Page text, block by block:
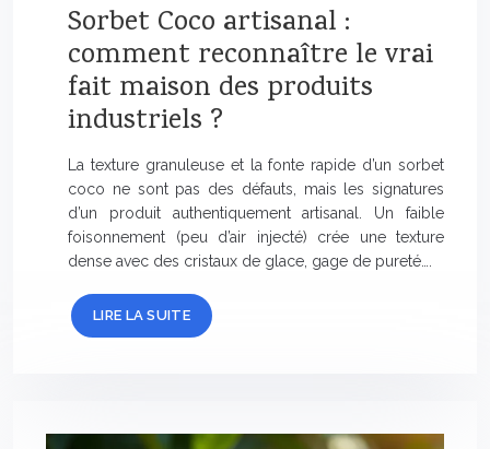
Sorbet Coco artisanal :
comment reconnaître le vrai
fait maison des produits
industriels ?
La texture granuleuse et la fonte rapide d’un sorbet
coco ne sont pas des défauts, mais les signatures
d’un produit authentiquement artisanal. Un faible
foisonnement (peu d’air injecté) crée une texture
dense avec des cristaux de glace, gage de pureté….
LIRE LA SUITE